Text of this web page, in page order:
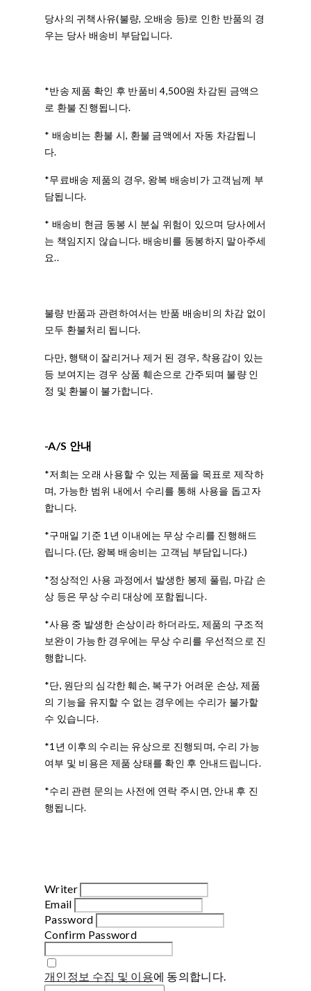
당사의 귀책사유(불량, 오배송 등)로 인한 반품의 경
우는 당사 배송비 부담입니다.
*반송 제품 확인 후 반품비 4,500원 차감된 금액으
로 환불 진행됩니다.
* 배송비는 환불 시, 환불 금액에서 자동 차감됩니
다.
*무료배송 제품의 경우, 왕복 배송비가 고객님께 부
담됩니다.
* 배송비 현금 동봉 시 분실 위험이 있으며 당사에서
는 책임지지 않습니다. 배송비를 동봉하지 말아주세
요..
불량 반품과 관련하여서는 반품 배송비의 차감 없이
모두 환불처리 됩니다.
다만, 행택이 잘리거나 제거 된 경우, 착용감이 있는
등 보여지는 경우 상품 훼손으로 간주되며 불량 인
정 및 환불이 불가합니다.
-A/S 안내
*저희는 오래 사용할 수 있는 제품을 목표로 제작하
며, 가능한 범위 내에서 수리를 통해 사용을 돕고자
합니다.
*구매일 기준 1년 이내에는 무상 수리를 진행해드
립니다. (단, 왕복 배송비는 고객님 부담입니다.)
*정상적인 사용 과정에서 발생한 봉제 풀림, 마감 손
상 등은 무상 수리 대상에 포함됩니다.
*사용 중 발생한 손상이라 하더라도, 제품의 구조적
보완이 가능한 경우에는 무상 수리를 우선적으로 진
행합니다.
*단, 원단의 심각한 훼손, 복구가 어려운 손상, 제품
의 기능을 유지할 수 없는 경우에는 수리가 불가할
수 있습니다.
*1년 이후의 수리는 유상으로 진행되며, 수리 가능
여부 및 비용은 제품 상태를 확인 후 안내드립니다.
*수리 관련 문의는 사전에 연락 주시면, 안내 후 진
행됩니다.
Writer
Email
Password
Confirm Password
개인정보 수집 및 이용에 동의합니다.